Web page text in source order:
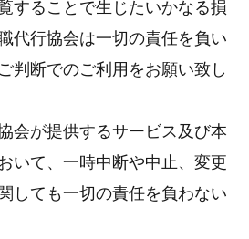
することで生じたいかなる損
代行協会は一切の責任を負い
判断でのご利用をお願い致し
会が提供するサービス及び本
いて、一時中断や中止、変更
しても一切の責任を負わない